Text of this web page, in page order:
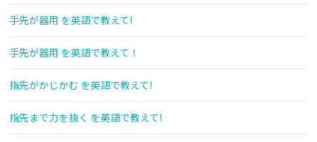
手先が器用 を英語で教えて!
手先が器用 を英語で教えて！
指先がかじかむ を英語で教えて!
指先まで力を抜く を英語で教えて!